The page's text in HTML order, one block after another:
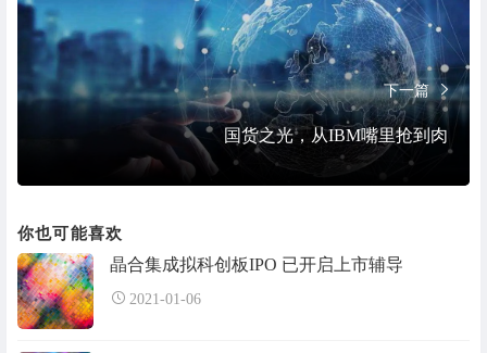
下一篇
国货之光，从IBM嘴里抢到肉
你也可能喜欢
晶合集成拟科创板IPO 已开启上市辅导
2021-01-06